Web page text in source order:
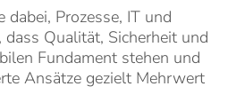
Prozesse, IT und
Qualität, Sicherheit und
Fundament stehen und
Ansätze gezielt Mehrwert